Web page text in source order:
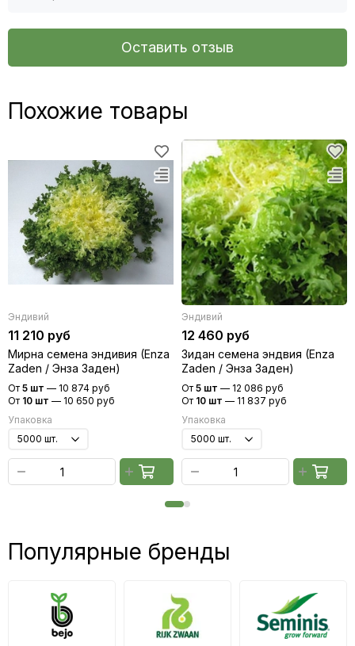
Оставить отзыв
Похожие товары
Эндивий
11 210 руб
Мирна семена эндивия (Enza
Zaden / Энза Заден)
От 5 шт — 10 874 руб
От 10 шт — 10 650 руб
Упаковка
Эндивий
12 460 руб
Зидан семена эндвия (Enza
Zaden / Энза Заден)
От 5 шт — 12 086 руб
От 10 шт — 11 837 руб
Упаковка
Популярные бренды